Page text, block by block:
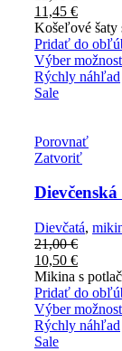
11,45 €
Košeľové šaty
Pridať do
Výber
Rýchly náhľad
Sale
Porovnať
Zatvoriť
Dievčatá,
21,00€
10,50 €
Mikina s
Pridať do
Výber
Rýchly náhľad
Sale